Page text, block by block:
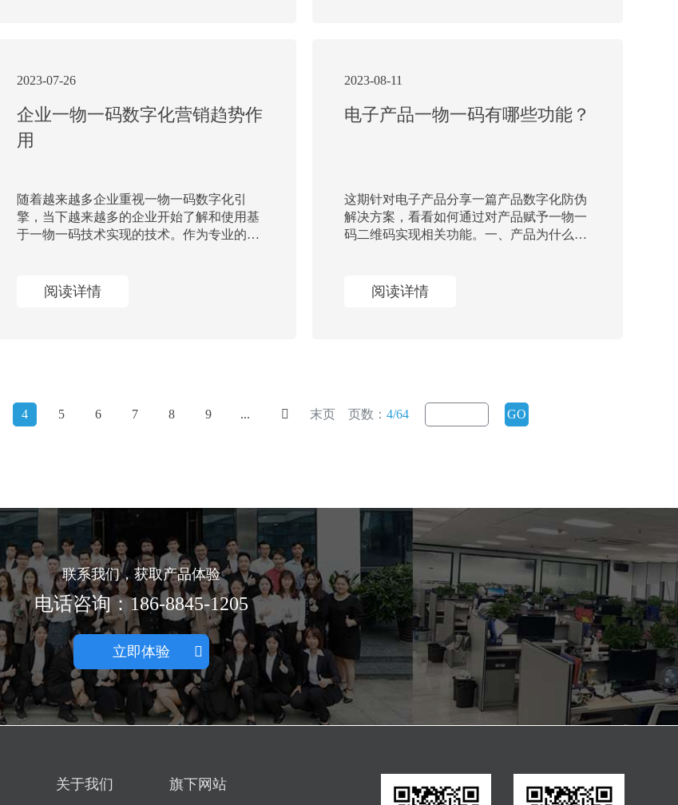
2023-07-26
企业一物一码数字化营销趋势作
用
随着越来越多企业重视一物一码数字化引
擎，当下越来越多的企业开始了解和使用基
于一物一码技术实现的技术。作为专业的数
阅读详情
2023-08-11
电子产品一物一码有哪些功能？
这期针对电子产品分享一篇产品数字化防伪
解决方案，看看如何通过对产品赋予一物一
码二维码实现相关功能。一、产品为什么要
阅读详情
4 5 6 7 8 9 ... 末页 页数： 4/64 GO
联系我们，获取产品体验
电话咨询：186-8845-1205
立即体验
关于我们 旗下网站